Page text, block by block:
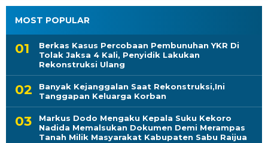
MOST POPULAR
Berkas Kasus Percobaan Pembunuhan YKR Di
Tolak Jaksa 4 Kali, Penyidik Lakukan
Rekonstruksi Ulang
Banyak Kejanggalan Saat Rekonstruksi,Ini
Tanggapan Keluarga Korban
Markus Dodo Mengaku Kepala Suku Kekoro
Nadida Memalsukan Dokumen Demi Merampas
Tanah Milik Masyarakat Kabupaten Sabu Raijua